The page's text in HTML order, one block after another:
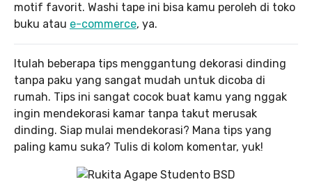
motif favorit. Washi tape ini bisa kamu peroleh di toko
buku atau e-commerce, ya.
Itulah beberapa tips menggantung dekorasi dinding
tanpa paku yang sangat mudah untuk dicoba di
rumah. Tips ini sangat cocok buat kamu yang nggak
ingin mendekorasi kamar tanpa takut merusak
dinding. Siap mulai mendekorasi? Mana tips yang
paling kamu suka? Tulis di kolom komentar, yuk!